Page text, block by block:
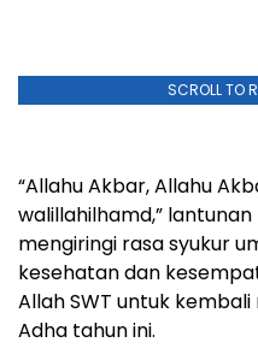
SCROLL TO
“Allahu Akbar, Allahu
walillahilhamd,”
mengiringi rasa syukur
kesehatan dan
Allah SWT untuk
Adha tahun ini.